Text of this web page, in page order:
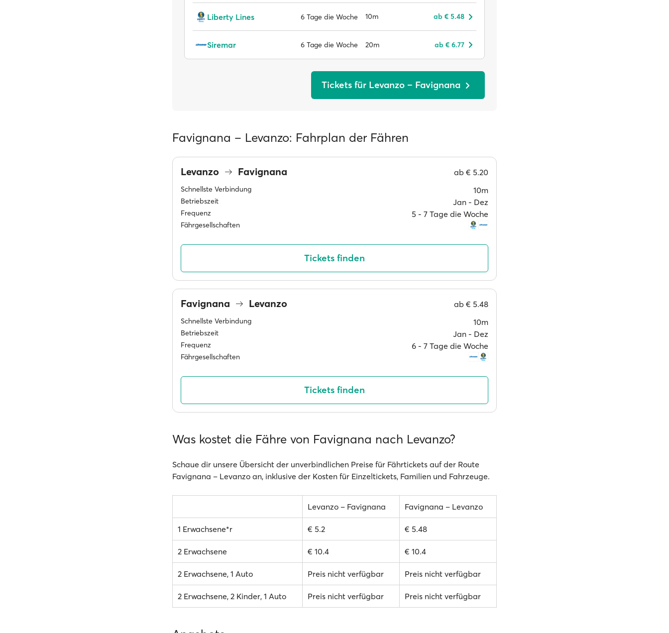
Liberty Lines 6 Tage die Woche 10m ab € 5.48
Siremar 6 Tage die Woche 20m ab € 6.77
Tickets für Levanzo – Favignana
Favignana – Levanzo: Fahrplan der Fähren
Levanzo Favignana ab € 5.20
Schnellste Verbindung 10m
Betriebszeit Jan ‐ Dez
Frequenz 5 ‐ 7 Tage die Woche
Fährgesellschaften
Tickets finden
Favignana Levanzo ab € 5.48
Schnellste Verbindung 10m
Betriebszeit Jan ‐ Dez
Frequenz 6 ‐ 7 Tage die Woche
Fährgesellschaften
Tickets finden
Was kostet die Fähre von Favignana nach Levanzo?
Schaue dir unsere Übersicht der unverbindlichen Preise für Fährtickets auf der Route
Favignana – Levanzo an, inklusive der Kosten für Einzeltickets, Familien und Fahrzeuge.
Levanzo – Favignana Favignana – Levanzo
1 Erwachsene*r € 5.2 € 5.48
2 Erwachsene € 10.4 € 10.4
2 Erwachsene, 1 Auto Preis nicht verfügbar Preis nicht verfügbar
2 Erwachsene, 2 Kinder, 1 Auto Preis nicht verfügbar Preis nicht verfügbar